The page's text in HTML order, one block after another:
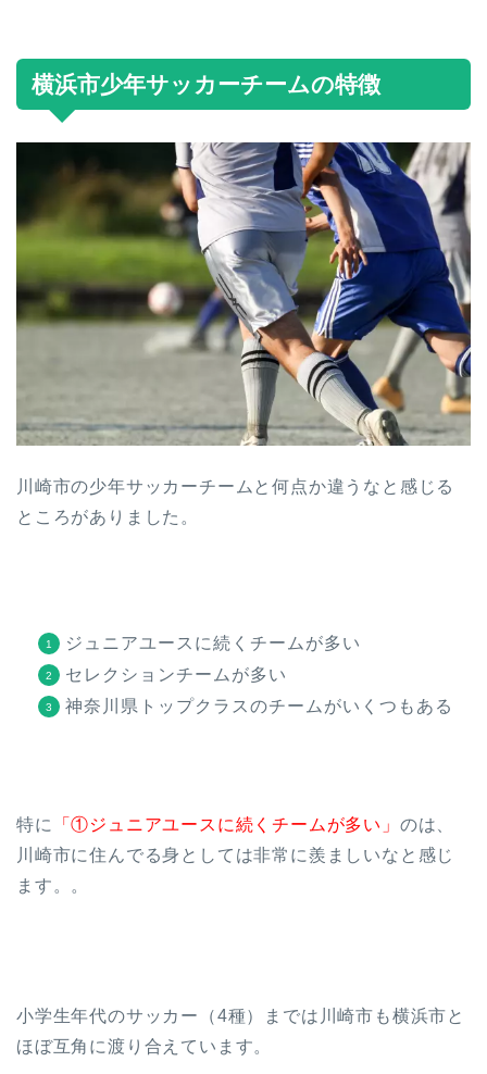
横浜市少年サッカーチームの特徴
川崎市の少年サッカーチームと何点か違うなと感じる
ところがありました。
ジュニアユースに続くチームが多い
セレクションチームが多い
神奈川県トップクラスのチームがいくつもある
特に 「①ジュニアユースに続くチームが多い」 のは、
川崎市に住んでる身としては非常に羨ましいなと感じ
ます。。
小学生年代のサッカー（4種）までは川崎市も横浜市と
ほぼ互角に渡り合えています。